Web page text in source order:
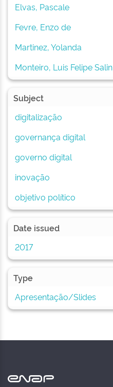
Elvas, Pascale
Fevre, Enzo de
Martinez, Yolanda
Monteiro, Luis Felipe Salin
Subject
digitalização
governança digital
governo digital
inovação
objetivo político
Date issued
2017
Type
Apresentação/Slides